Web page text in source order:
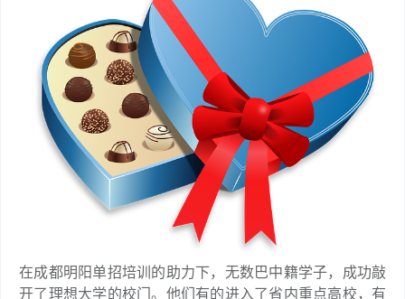
在成都明阳单招培训的助力下，无数巴中籍学子，成功敲
开了理想大学的校门。他们有的进入了省内重点高校，有